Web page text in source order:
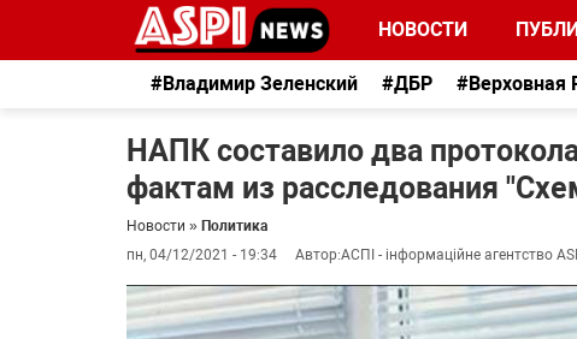
НОВОСТИ
#Владимир Зеленский #ДБР #Верховная
НАПК составило два
фактам из расследования
Новости » Политика
пн, 04/12/2021 - 19:34
Автор:АСПІ - інформаційне агентство